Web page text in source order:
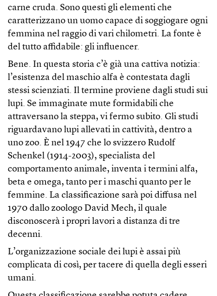
carne cruda. Sono questi gli elementi che
caratterizzano un uomo capace di soggiogare ogni
femmina nel raggio di vari chilometri. La fonte è
del tutto affidabile: gli influencer.
Bene. In questa storia c’è già una cattiva notizia:
l’esistenza del maschio alfa è contestata dagli
stessi scienziati. Il termine proviene dagli studi sui
lupi. Se immaginate mute formidabili che
attraversano la steppa, vi fermo subito. Gli studi
riguardavano lupi allevati in cattività, dentro a
uno zoo. È nel 1947 che lo svizzero Rudolf
Schenkel (1914-2003), specialista del
comportamento animale, inventa i termini alfa,
beta e omega, tanto per i maschi quanto per le
femmine. La classificazione sarà poi diffusa nel
1970 dallo zoologo David Mech, il quale
disconoscerà i propri lavori a distanza di tre
decenni.
L’organizzazione sociale dei lupi è assai più
complicata di così, per tacere di quella degli esseri
umani.